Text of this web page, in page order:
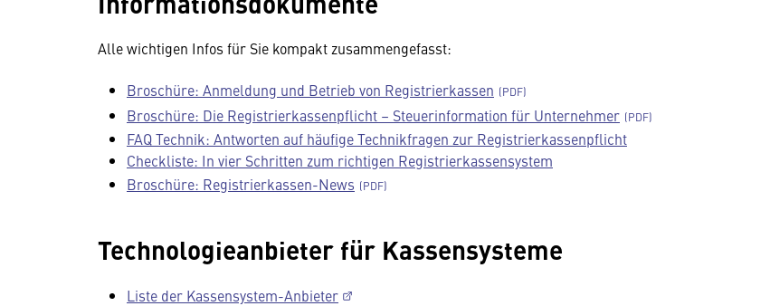
Alle wichtigen Infos für Sie kompakt zusammengefasst:
Broschüre: Anmeldung und Betrieb von Registrierkassen
Broschüre: Die Registrierkassenpflicht – Steuerinformation für Unternehmer
FAQ Technik: Antworten auf häufige Technikfragen zur Registrierkassenpflicht
Checkliste: In vier Schritten zum richtigen Registrierkassensystem
Broschüre: Registrierkassen-News
Technologieanbieter für Kassensysteme
Liste der Kassensystem-Anbieter